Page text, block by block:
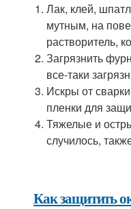
Лак, клей,
мутным, на
растворитель,
Загрязнить
все-таки
Искры от
пленки для
Тяжелые и
случилось,
Как защитить